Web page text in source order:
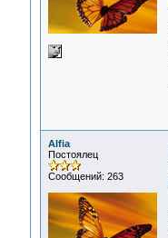
Alfia
Постоялец
Сообщений: 263